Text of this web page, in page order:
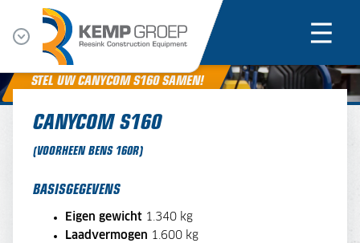
STEL UW CANYCOM S160 SAMEN!
CANYCOM S160
(VOORHEEN BENS 160R)
BASISGEGEVENS
Eigen gewicht 1.340 kg
Laadvermogen 1.600 kg